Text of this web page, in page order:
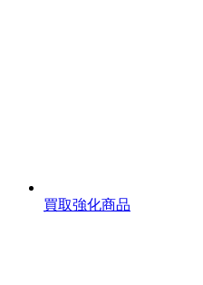
買取強化商品